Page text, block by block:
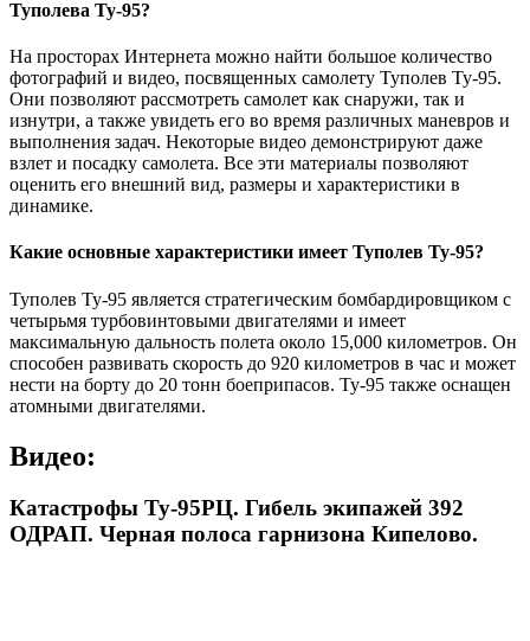
Туполева Ту-95?
На просторах Интернета можно найти большое количество
фотографий и видео, посвященных самолету Туполев Ту-95.
Они позволяют рассмотреть самолет как снаружи, так и
изнутри, а также увидеть его во время различных маневров и
выполнения задач. Некоторые видео демонстрируют даже
взлет и посадку самолета. Все эти материалы позволяют
оценить его внешний вид, размеры и характеристики в
динамике.
Какие основные характеристики имеет Туполев Ту-95?
Туполев Ту-95 является стратегическим бомбардировщиком с
четырьмя турбовинтовыми двигателями и имеет
максимальную дальность полета около 15,000 километров. Он
способен развивать скорость до 920 километров в час и может
нести на борту до 20 тонн боеприпасов. Ту-95 также оснащен
атомными двигателями.
Видео:
Катастрофы Ту-95РЦ. Гибель экипажей 392
ОДРАП. Черная полоса гарнизона Кипелово.